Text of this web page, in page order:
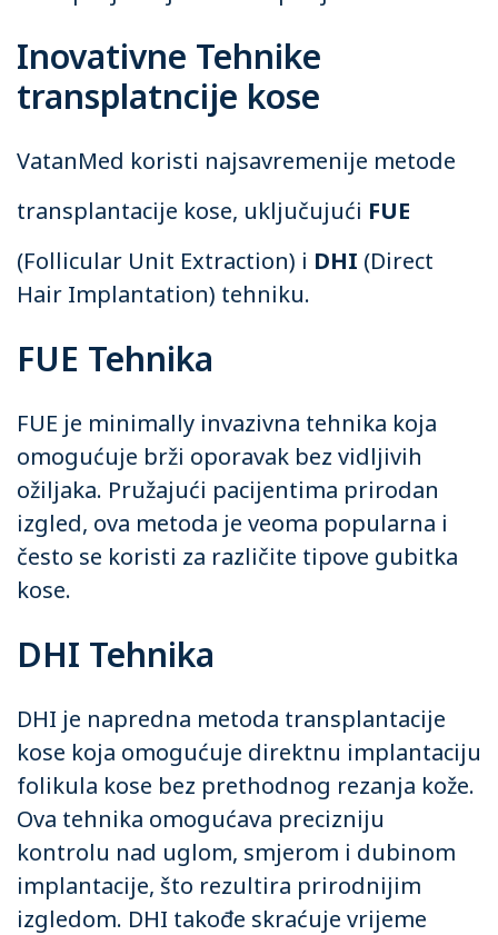
Inovativne Tehnike
transplatncije kose
VatanMed koristi najsavremenije metode
transplantacije kose, uključujući FUE
(Follicular Unit Extraction) i DHI (Direct
Hair Implantation) tehniku.
FUE Tehnika
FUE je minimally invazivna tehnika koja
omogućuje brži oporavak bez vidljivih
ožiljaka. Pružajući pacijentima prirodan
izgled, ova metoda je veoma popularna i
često se koristi za različite tipove gubitka
kose.
DHI Tehnika
DHI je napredna metoda transplantacije
kose koja omogućuje direktnu implantaciju
folikula kose bez prethodnog rezanja kože.
Ova tehnika omogućava precizniju
kontrolu nad uglom, smjerom i dubinom
implantacije, što rezultira prirodnijim
izgledom. DHI takođe skraćuje vrijeme